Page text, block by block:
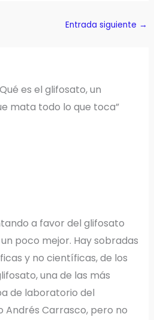
Entrada siguiente →
es el glifosato, un
mata todo lo que toca”
a favor del glifosato
poco mejor. Hay sobradas
y no científicas, de los
una de las más
de laboratorio del
Carrasco, pero no